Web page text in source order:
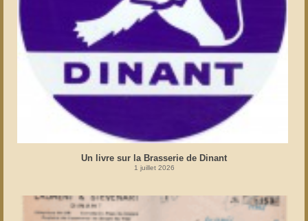
Un livre sur la Brasserie de Dinant
1 juillet 2026